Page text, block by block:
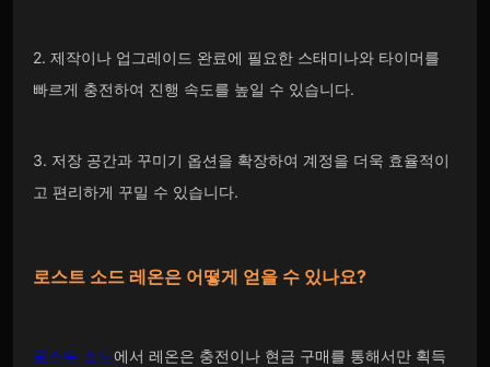
2. 제작이나 업그레이드 완료에 필요한 스태미나와 타이머를
빠르게 충전하여 진행 속도를 높일 수 있습니다.
3. 저장 공간과 꾸미기 옵션을 확장하여 계정을 더욱 효율적이
고 편리하게 꾸밀 수 있습니다.
로스트 소드 레온은어떻게 얻을 수 있나요?
로스트 소드에서 레온은 충전이나 현금 구매를 통해서만 획득